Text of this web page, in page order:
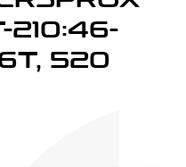
210:46-
520